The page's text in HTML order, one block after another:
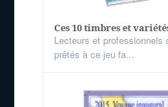
Ces 10 timbres et
Lecteurs et professionnels
prêtés à ce jeu fa...